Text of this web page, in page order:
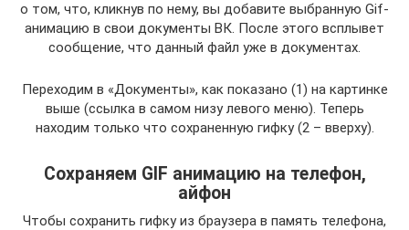
о том, что, кликнув по нему, вы добавите выбранную Gif-
анимацию в свои документы ВК. После этого всплывет
сообщение, что данный файл уже в документах.
Переходим в «Документы», как показано (1) на картинке
выше (ссылка в самом низу левого меню). Теперь
находим только что сохраненную гифку (2 – вверху).
Сохраняем GIF анимацию на телефон,
айфон
Чтобы сохранить гифку из браузера в память телефона,